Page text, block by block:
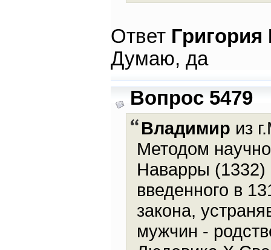
Ответ
Думаю, да
Вопрос 5479
Владимир из
Методом
Наварры
введенного в
закона,
мужчин -